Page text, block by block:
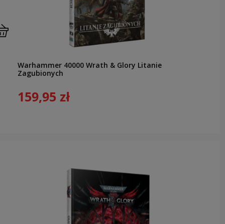
Warhammer 40000 Wrath & Glory Litanie
Zagubionych
159,95 zł